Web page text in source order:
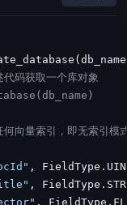
(db_name
码获取一个库对象
向量索引，即无索引模式
, FieldType .
, FieldType .
, FieldType .